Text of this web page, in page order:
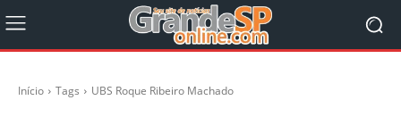
Início Tags UBS Roque Ribeiro Machado